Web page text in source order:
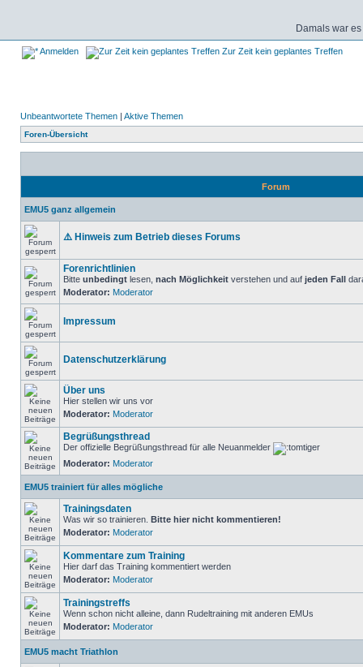
Damals war
Anmelden Zur Zeit kein geplantes Treffen
Unbeantwortete Themen | Aktive Themen
Foren-Übersicht
Forum
EMU5 ganz allgemein
⚠️ Hinweis zum Betrieb dieses Forums
Forenrichtlinien
Bitte unbedingt lesen, nach Möglichkeit verstehen und auf jeden Fall
Moderator: Moderator
Impressum
Datenschutzerklärung
Über uns
Hier stellen wir uns vor
Moderator: Moderator
Begrüßungsthread
Der offizielle Begrüßungsthread für alle Neuanmelder
Moderator: Moderator
EMU5 trainiert für alles mögliche
Trainingsdaten
Was wir so trainieren. Bitte hier nicht kommentieren!
Moderator: Moderator
Kommentare zum Training
Hier darf das Training kommentiert werden
Moderator: Moderator
Trainingstreffs
Wenn schon nicht alleine, dann Rudeltraining mit anderen EMUs
Moderator: Moderator
EMU5 macht Triathlon